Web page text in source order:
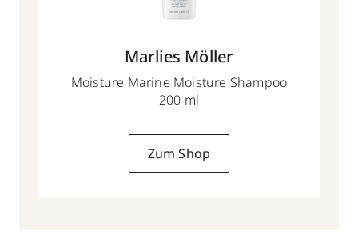
Marlies Möller
Moisture Marine Moisture Shampoo
200 ml
Zum Shop